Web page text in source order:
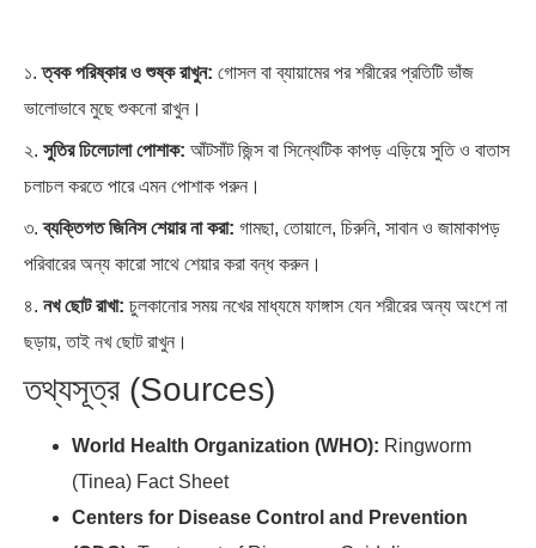
১.ত্বক পরিষ্কার ও শুষ্ক রাখুন: গোসল বা ব্যায়ামের পর শরীরের প্রতিটি ভাঁজ
ভালোভাবে মুছে শুকনো রাখুন।
২. সুতির ঢিলেঢালা পোশাক: আঁটসাঁট জিন্স বা সিন্থেটিক কাপড় এড়িয়ে সুতি ও বাতাস
চলাচল করতে পারে এমন পোশাক পরুন।
৩.ব্যক্তিগত জিনিস শেয়ার না করা: গামছা, তোয়ালে, চিরুনি, সাবান ও জামাকাপড়
পরিবারের অন্য কারো সাথে শেয়ার করা বন্ধ করুন।
৪. নখ ছোট রাখা: চুলকানোর সময় নখের মাধ্যমে ফাঙ্গাস যেন শরীরের অন্য অংশে না
ছড়ায়, তাই নখ ছোট রাখুন।
তথ্যসূত্র (Sources)
World Health Organization (WHO): Ringworm
(Tinea) Fact Sheet
Centers for Disease Control and Prevention